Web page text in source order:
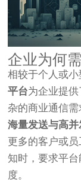
企业为何
相较于个人或小
平台为企业提
杂的商业通信需
海量发送与高并
更多的客户或
知时，要求平
度。